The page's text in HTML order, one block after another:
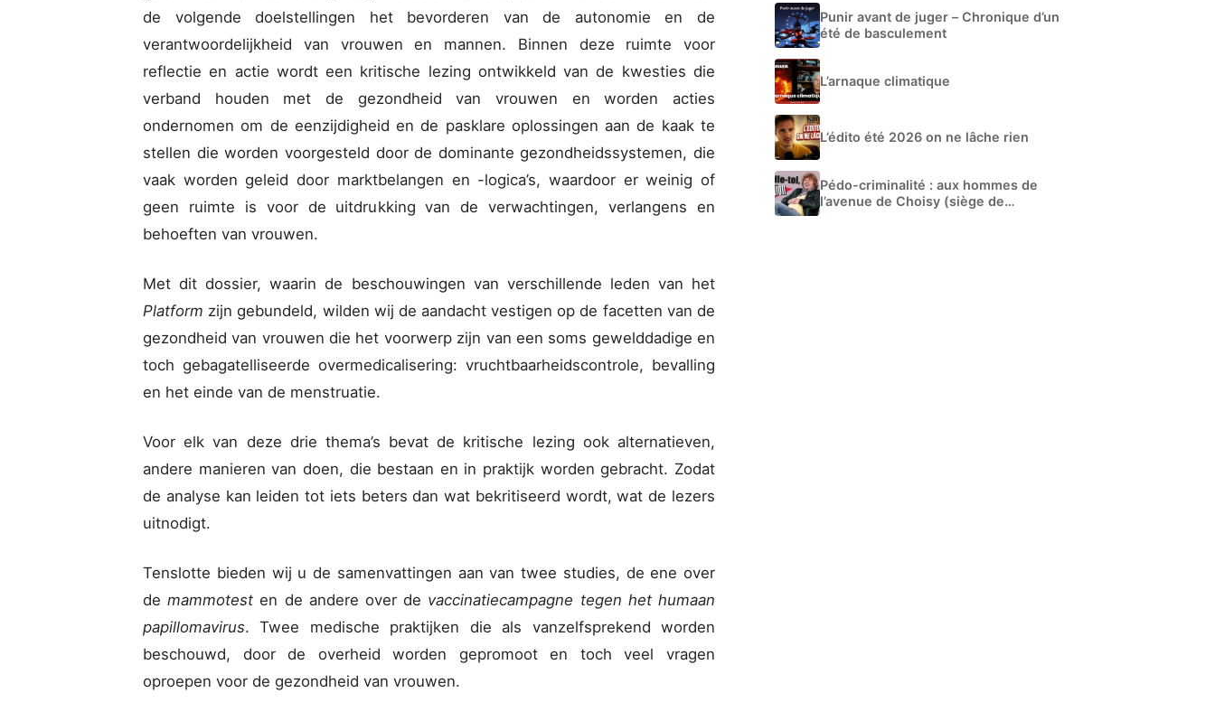
de volgende doelstellingen
het bevorderen van de autonomie en de
verantwoordelijkheid van vrouwen en mannen. Binnen deze ruimte voor
reflectie en actie wordt een kritische lezing ontwikkeld van de kwesties die
verband houden met de gezondheid van vrouwen en worden acties
ondernomen om de eenzijdigheid en de pasklare oplossingen aan de kaak te
stellen die worden voorgesteld door de dominante gezondheidssystemen, die
vaak worden geleid door marktbelangen en -logica’s, waardoor er weinig of
geen ruimte is voor de uitdrukking van de verwachtingen, verlangens en
behoeften van vrouwen.
Met dit dossier, waarin de beschouwingen van verschillende leden van het
Platform zijn gebundeld, wilden wij de aandacht vestigen op de facetten van de
gezondheid van vrouwen die het voorwerp zijn van een soms gewelddadige en
toch gebagatelliseerde overmedicalisering: vruchtbaarheidscontrole, bevalling
en het einde van de menstruatie.
Voor elk van deze drie thema’s bevat de kritische lezing ook alternatieven,
andere manieren van doen, die bestaan en in praktijk worden gebracht. Zodat
de analyse kan leiden tot iets beters dan wat bekritiseerd wordt, wat de lezers
uitnodigt.
Tenslotte bieden wij u de samenvattingen aan van twee studies, de ene over
demammotest en de andere over de vaccinatiecampagne tegen het humaan
papillomavirus. Twee medische praktijken die als vanzelfsprekend worden
beschouwd, door de overheid worden gepromoot en toch veel vragen
oproepen voor de gezondheid van vrouwen.
Punir avant de juger – Chronique d’un
été de basculement
L’arnaque climatique
L’édito été 2026 on ne lâche rien
Pédo-criminalité : aux hommes de
l’avenue de Choisy (siège de